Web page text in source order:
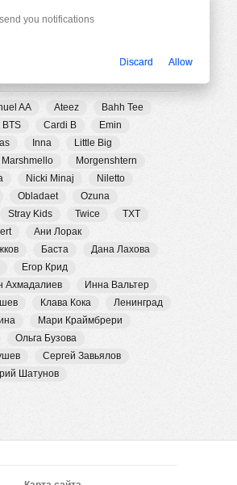
AA Ateez
Bahh Tee
BTS Cardi B
Emin
Inna
Little Big
Marshmello
Morgenshtern
Nicki Minaj
Niletto
Obladaet
Ozuna
Stray Kids Twice
TXT
Ани Лорак
Баста
Дана Лахова
Егор Крид
Ахмадалиев
Инна Вальтер
Клава Кока
Ленинград
Мари Краймбрери
Ольга Бузова
Сергей Завьялов
Шатунов
you notifications
Discard Allow